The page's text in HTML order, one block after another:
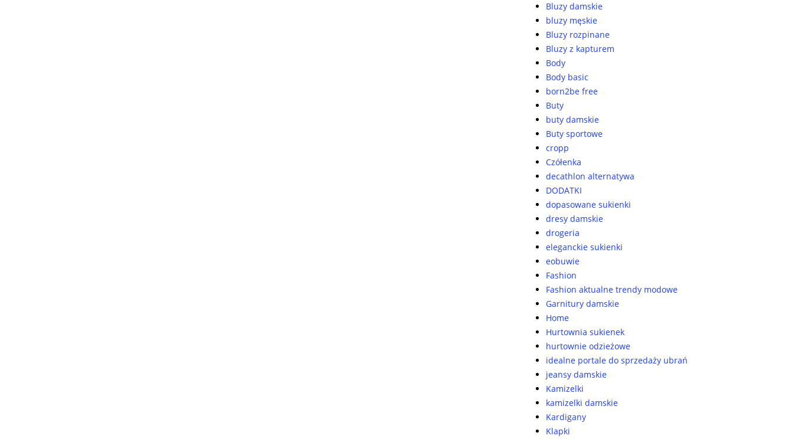
Bluzy damskie
bluzy męskie
Bluzy rozpinane
Bluzy z kapturem
Body
Body basic
born2be free
Buty
buty damskie
Buty sportowe
cropp
Czółenka
decathlon alternatywa
DODATKI
dopasowane sukienki
dresy damskie
drogeria
eleganckie sukienki
eobuwie
Fashion
Fashion aktualne trendy modowe
Garnitury damskie
Home
Hurtownia sukienek
hurtownie odzieżowe
idealne portale do sprzedaży ubrań
jeansy damskie
Kamizelki
kamizelki damskie
Kardigany
Klapki